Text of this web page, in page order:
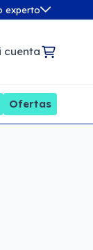
experto
cuenta
Ofertas